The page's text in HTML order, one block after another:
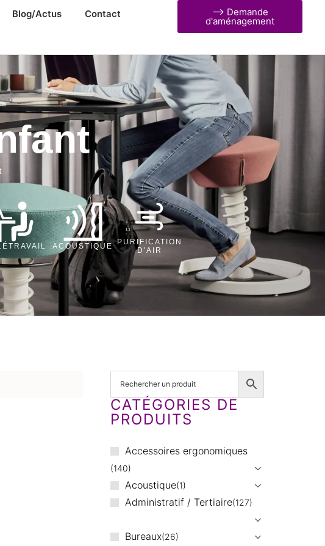
Blog/Actus Contact ⟶ Demande
d'aménagement
ACOUSTIQUE PURIFICATION
D'AIR
CATÉGORIES DE
PRODUITS
Accessoires ergonomiques
140
Acoustique 1
Administratif / Tertiaire 127
Bureaux 26